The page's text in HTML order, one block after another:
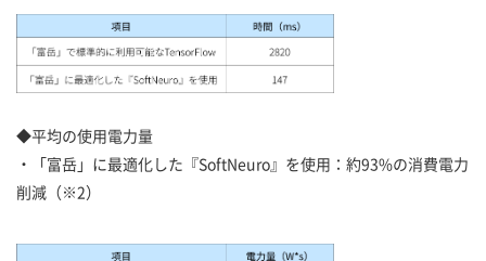
◆平均の使用電力量
・「富岳」に最適化した『SoftNeuro』を使用：約93%の消費電力
削減（※2）